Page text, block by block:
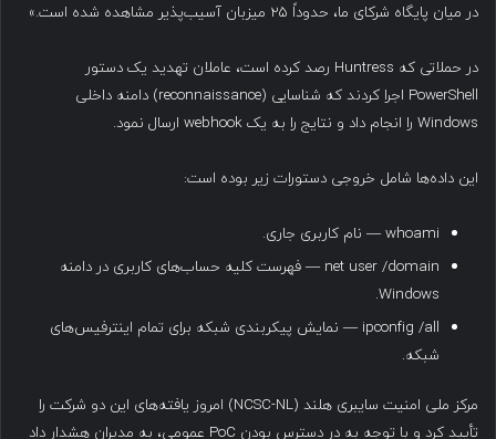
در میان پایگاه شرکای ما، حدوداً ۲۵ میزبان آسیب‌پذیر مشاهده شده است.»
در حملاتی که Huntress رصد کرده است، عاملان تهدید یک دستور
PowerShell اجرا کردند که شناسایی (reconnaissance) دامنه داخلی
Windows را انجام داد و نتایج را به یک webhook ارسال نمود.
این داده‌ها شامل خروجی دستورات زیر بوده است:
whoami — نام کاربری جاری.
net user /domain — فهرست کلیه حساب‌های کاربری در دامنه
Windows.
ipconfig /all — نمایش پیکربندی شبکه برای تمام اینترفیس‌های
شبکه.
مرکز ملی امنیت سایبری هلند (NCSC-NL) امروز یافته‌های این دو شرکت را
تأیید کرد و با توجه به در دسترس بودن PoC عمومی، به مدیران هشدار داد